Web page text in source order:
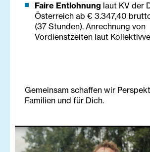
Faire Entlohnung laut KV der
Österreich ab € 3.347,40
(37 Stunden). Anrechnung von
Vordienstzeiten laut
Gemeinsam schaffen wir
Familien und für Dich.